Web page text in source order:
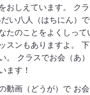
おしえています。 クラ
い八人（はちにん）
たのことをよくしって
スンもありますよ。
。 クラスでお会（あ
ます！
動画（どうが）で お